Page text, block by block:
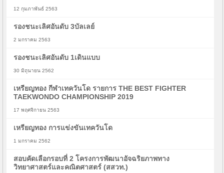
12 กุมภาพันธ์ 2563
รองชนะเลิศอันดับ 3บัลเลย์
2 มกราคม 2563
รองชนะเลิศอันดับ 1เดินแบบ
30 มิถุนายน 2562
เหรียญทอง กีฬาเทควันโด รายการ THE BEST FIGHTER
TAEKWONDO CHAMPIONSHIP 2019
17 พฤศจิกายน 2563
เหรียญทอง การแข่งขันเทควันโด
1 มกราคม 2562
สอบคัดเลือกรอบที่ 2 โครงการพัฒนาอัจฉริยภาพทาง
วิทยาศาสตร์และคณิตศาสตร์ (สสวท.)